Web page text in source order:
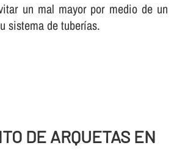
un mal mayor por medio de un
sistema de tuberí­as.
DE ARQUETAS EN